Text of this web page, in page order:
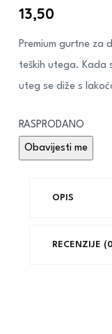
13,50
Premium gurtne za
teških utega. Kada
uteg se diže s
RASPRODANO
OPIS
RECENZIJE